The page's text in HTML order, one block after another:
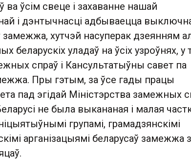
ва ўсім свеце і захаванне нашай
і дэнтычнасці адбываецца
замежжа, хутчэй насуперак дзеянням
беларускіх уладаў на ўсіх узроўнях,
спраў і Кансультатыўны савет па
Пры гэтым, за ўсе гады працы
пад эгідай Міністэрства замежных
не была выкананая і малая
групамі, грамадзянскімі
арганізацыямі беларусаў замежжа